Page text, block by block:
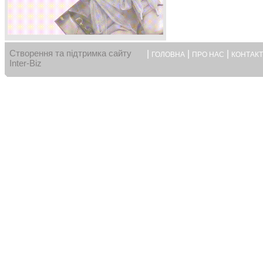
Створення та підтримка сайту
Inter-Biz
ГОЛОВНА ПРО НАС